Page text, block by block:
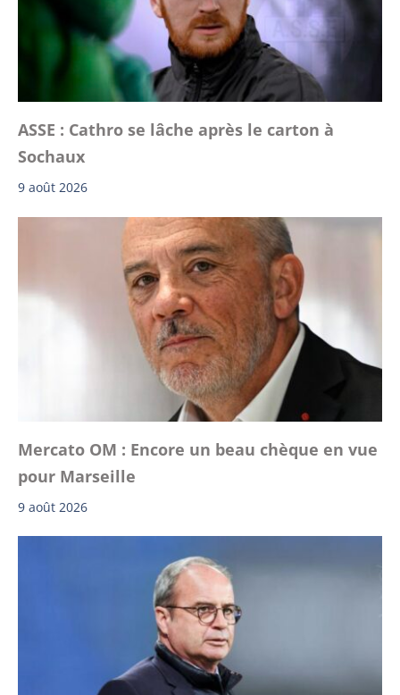
ASSE : Cathro se lâche après le carton à
Sochaux
9 août 2026
Mercato OM : Encore un beau chèque en vue
pour Marseille
9 août 2026